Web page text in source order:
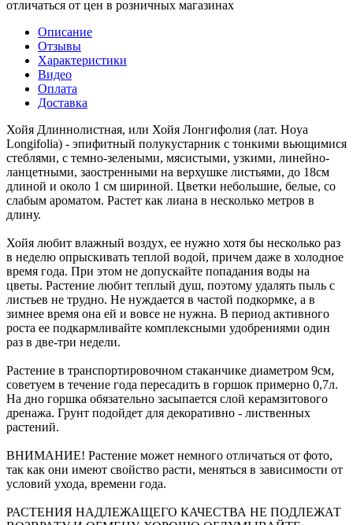
отличаться от цен в розничных магазинах
Описание
Отзывы
Характеристики
Видео
Оплата
Доставка
Хойя Длиннолистная, или Хойя Лонгифолия (лат. Hoya
Longifolia) - эпифитный полукустарник с тонкими вьющимися
стеблями, с темно-зелеными, мясистыми, узкими, линейно-
ланцетными, заостренными на верхушке листьями, до 18см
длиной и около 1 см шириной. Цветки небольшие, белые, со
слабым ароматом. Растет как лиана в несколько метров в
длину.
Хойя любит влажный воздух, ее нужно хотя бы несколько раз
в неделю опрыскивать теплой водой, причем даже в холодное
время года. При этом не допускайте попадания воды на
цветы. Растение любит теплый душ, поэтому удалять пыль с
листьев не трудно. Не нуждается в частой подкормке, а в
зимнее время она ей и вовсе не нужна. В период активного
роста ее подкармливайте комплексными удобрениями один
раз в две-три недели.
Растение в транспортировочном стаканчике диаметром 9см,
советуем в течение года пересадить в горшок примерно 0,7л.
На дно горшка обязательно засыпается слой керамзитового
дренажа. Грунт подойдет для декоративно - лиственных
растений.
ВНИМАНИЕ! Растение может немного отличаться от фото,
так как они имеют свойство расти, меняться в зависимости от
условий ухода, времени года.
РАСТЕНИЯ НАДЛЕЖАЩЕГО КАЧЕСТВА НЕ ПОДЛЕЖАТ